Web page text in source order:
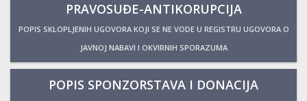
PRAVOSUĐE-ANTIKORUPCIJA
POPIS SKLOPLJENIH UGOVORA KOJI SE NE VODE U REGISTRU UGOVORA O
JAVNOJ NABAVI I OKVIRNIH SPORAZUMA
POPIS SPONZORSTAVA I DONACIJA